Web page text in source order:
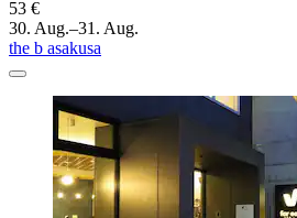
53 €
30. Aug.–31. Aug.
the b asakusa